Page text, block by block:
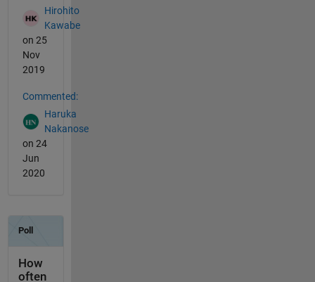
Hirohito
Kawabe
on 25
Nov
2019
Commented:
Haruka
Nakanose
on 24
Jun
2020